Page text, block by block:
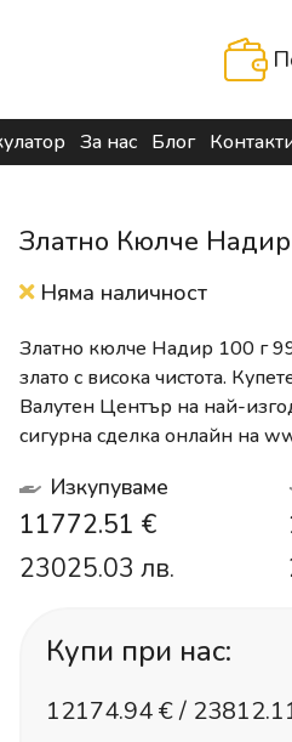
За нас Блог
Златно Кюлче
Няма наличност
Златно кюлче Надир 100 г
злато с висока чистота.
Валутен Център на най-
сигурна сделка онлайн на
Изкупуваме
11772.51 €
23025.03 лв.
Купи при нас:
12174.94€ /